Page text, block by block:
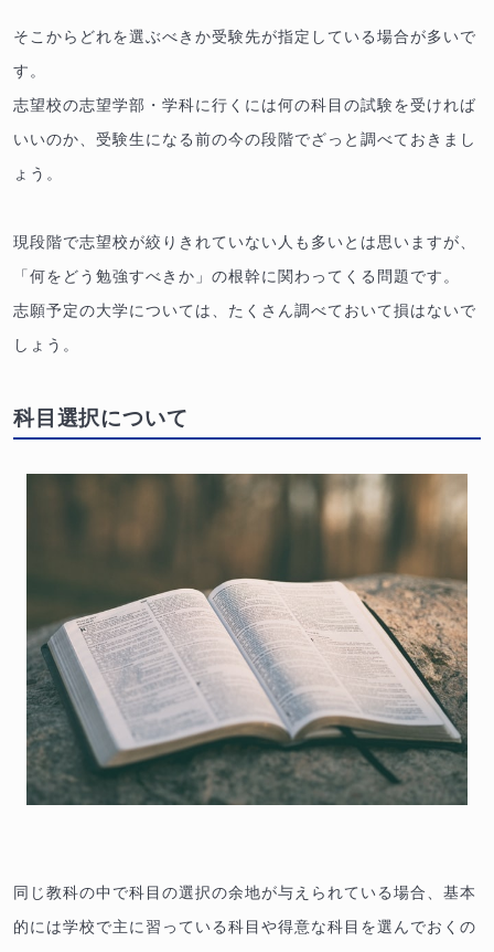
そこからどれを選ぶべきか受験先が指定している場合が多いで
す。
志望校の志望学部・学科に行くには何の科目の試験を受ければ
いいのか、受験生になる前の今の段階でざっと調べておきまし
ょう。
現段階で志望校が絞りきれていない人も多いとは思いますが、
「何をどう勉強すべきか」の根幹に関わってくる問題です。
志願予定の大学については、たくさん調べておいて損はないで
しょう。
科目選択について
同じ教科の中で科目の選択の余地が与えられている場合、基本
的には学校で主に習っている科目や得意な科目を選んでおくの